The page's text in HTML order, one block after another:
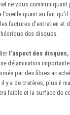
ne vous communiquant
quant au fait
factures d’entretien et
des disques.
l’aspect des
délamination
par des fibres
y a de cratères, plus il
faible et la surface de